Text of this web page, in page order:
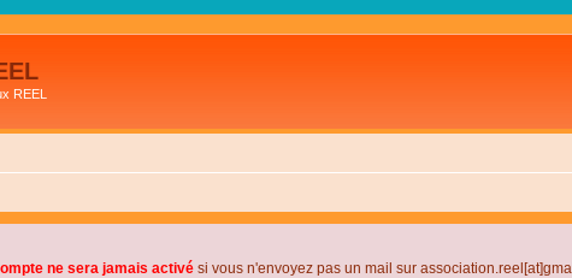
REEL
ne sera jamais activé si vous n'envoyez pas un mail sur